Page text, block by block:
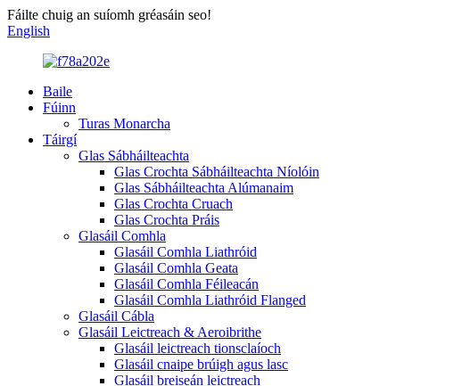
Fáilte chuig an suíomh gréasáin seo!
English
Baile
Fúinn
Turas Monarcha
Táirgí
Glas Sábháilteachta
Glas Crochta Sábháilteachta Níolóin
Glas Sábháilteachta Alúmanaim
Glas Crochta Cruach
Glas Crochta Práis
Glasáil Comhla
Glasáil Comhla Liathróid
Glasáil Comhla Geata
Glasáil Comhla Féileacán
Glasáil Comhla Liathróid Flanged
Glasáil Cábla
Glasáil Leictreach & Aeroibrithe
Glasáil leictreach tionsclaíoch
Glasáil cnaipe brúigh agus lasc
Glasáil breiseán leictreach